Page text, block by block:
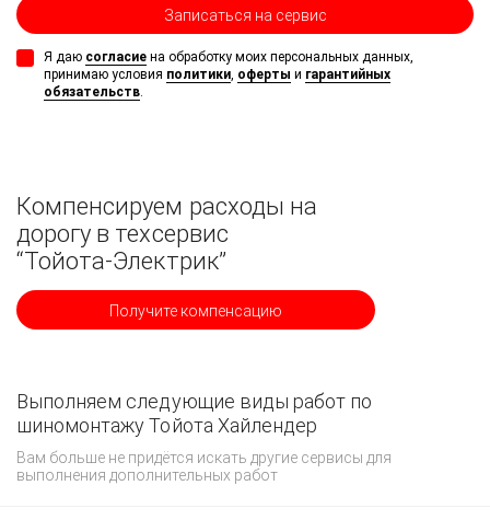
Записаться на сервис
Я даю согласие на обработку моих персональных данных,
принимаю условия политики, оферты и гарантийных
обязательств.
Компенсируем расходы на
дорогу в техсервис
“Тойота-Электрик”
Получите компенсацию
Выполняем следующие виды работ по
шиномонтажу Тойота Хайлендер
Вам больше не придётся искать другие сервисы для
выполнения дополнительных работ